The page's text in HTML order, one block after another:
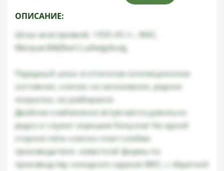
ОПИСАНИЕ:
Штык внестроевой, 1933-45 гг., WKC,
Marquardt&Ebert Ludwigsburg
Парадный штык в отличном коллекционном
состоянии, клинок не затачивался, родное
покрытие, не разбирался.
Двойное клеймление встречается довольно
редко и служит хорошим бонусом! На одной
стороне пяты клинка стоит клеймо
производителя- известной фирмы по
производству холодного оружия WKC, с обратной